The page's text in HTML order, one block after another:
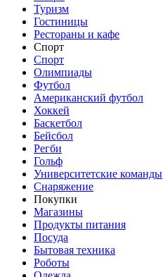
Туризм
Гостиницы
Рестораны и кафе
Спорт
Спорт
Олимпиады
Футбол
Американский футбол
Хоккей
Баскетбол
Бейсбол
Регби
Гольф
Университетские команды
Снаряжение
Покупки
Магазины
Продукты питания
Посуда
Бытовая техника
Роботы